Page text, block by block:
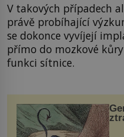
V takových případech
právě probíhající
se dokonce vyvíjejí
přímo do mozkové
funkci sítnice.